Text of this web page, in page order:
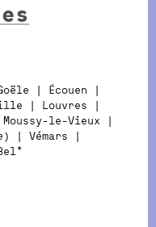
| Écouen |
| Louvres |
le-Vieux |
) | Vémars |